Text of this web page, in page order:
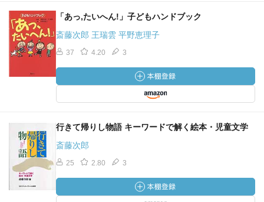
「あっ,たいへん!」子どもハンドブック
斎藤次郎 王瑞雲 平野恵理子
37 4.20 3
行きて帰りし物語 キーワードで解く絵本・児童文学
斎藤次郎
25 2.80 3